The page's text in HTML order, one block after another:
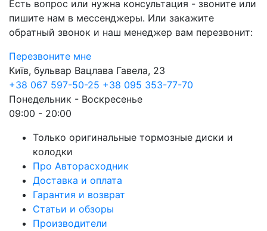
Есть вопрос или нужна консультация - звоните или
пишите нам в мессенджеры. Или закажите
обратный звонок и наш менеджер вам перезвонит:
Перезвоните мне
Київ, бульвар Вацлава Гавела, 23
+38 067 597-50-25 +38 095 353-77-70
Понедельник - Воскресенье
09:00 - 20:00
Только оригинальные тормозные диски и
колодки
Про Авторасходник
Доставка и оплата
Гарантия и возврат
Статьи и обзоры
Производители